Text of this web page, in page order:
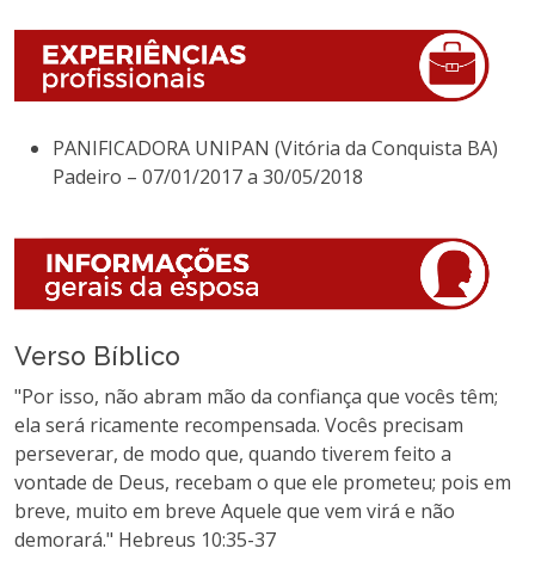
PANIFICADORA UNIPAN (Vitória da Conquista BA)
Padeiro – 07/01/2017 a 30/05/2018
Verso Bíblico
"Por isso, não abram mão da confiança que vocês têm;
ela será ricamente recompensada. Vocês precisam
perseverar, de modo que, quando tiverem feito a
vontade de Deus, recebam o que ele prometeu; pois em
breve, muito em breve Aquele que vem virá e não
demorará." Hebreus 10:35-37